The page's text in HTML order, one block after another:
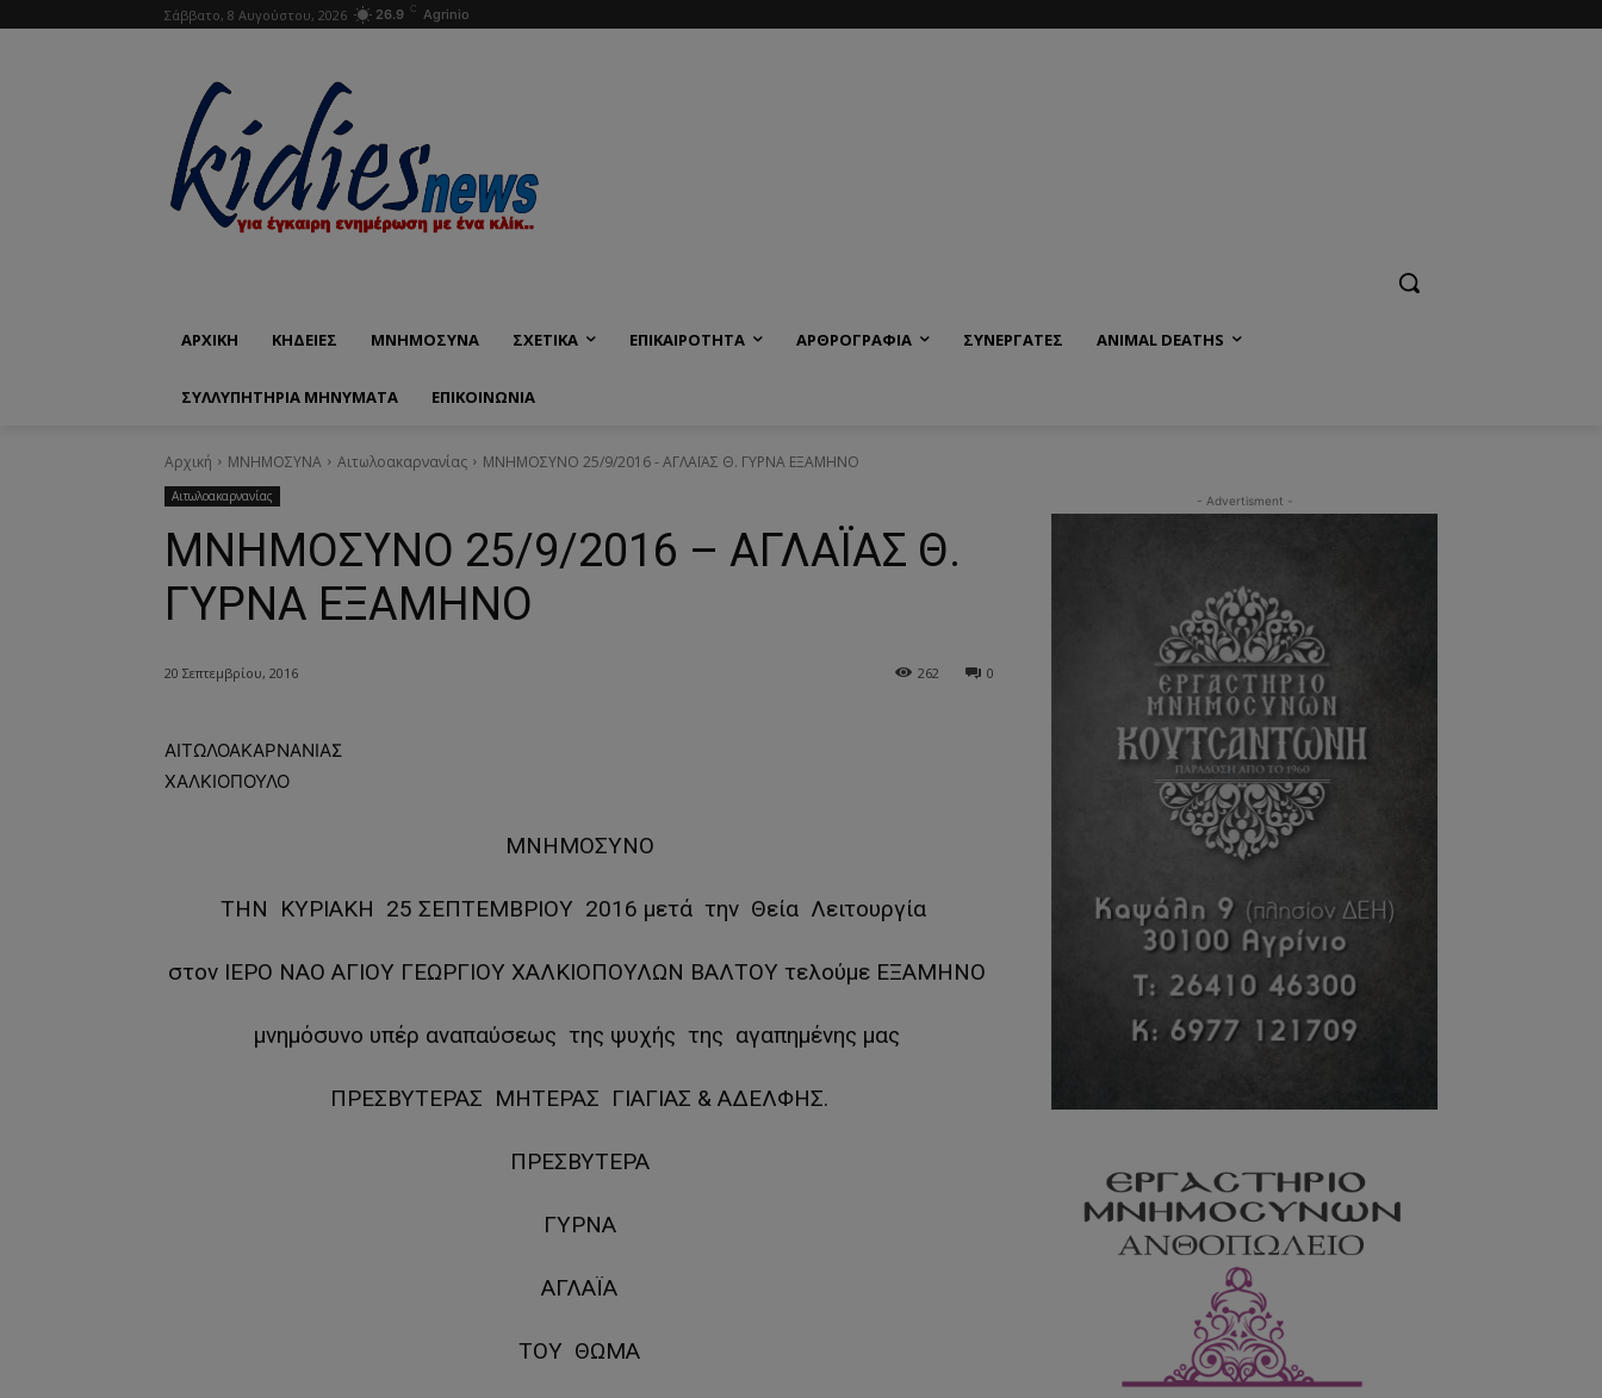
Σάββατο, 8 Αυγούστου, 2026 26.9 C Agrinio
ΑΡΧΙΚΗ ΚΗΔΕΙΕΣ ΜΝΗΜΟΣΥΝΑ ΣΧΕΤΙΚΑ ΕΠΙΚΑΙΡΟΤΗΤΑ ΑΡΘΡΟΓΡΑΦΙΑ ΣΥΝΕΡΓΑΤΕΣ ANIMAL DEATHS
ΣΥΛΛΥΠΗΤΗΡΙΑ ΜΗΝΥΜΑΤΑ ΕΠΙΚΟΙΝΩΝΊΑ
Αρχική ΜΝΗΜΟΣΥΝΑ Αιτωλοακαρνανίας ΜΝΗΜΟΣΥΝΟ 25/9/2016 - ΑΓΛΑΪΑΣ Θ. ΓΥΡΝΑ ΕΞΑΜΗΝΟ
Αιτωλοακαρνανίας
ΜΝΗΜΟΣΥΝΟ 25/9/2016 – ΑΓΛΑΪΑΣ Θ.
ΓΥΡΝΑ ΕΞΑΜΗΝΟ
20 Σεπτεμβρίου, 2016 0
262
ΑΙΤΩΛΟΑΚΑΡΝΑΝΙΑΣ
ΧΑΛΚΙΟΠΟΥΛΟ
ΜΝΗΜΟΣΥΝΟ
THN ΚΥΡΙΑΚΗ 25 ΣΕΠΤΕΜΒΡΙΟΥ 2016 μετά την Θεία Λειτουργία
στον ΙΕΡΟ ΝΑΟ ΑΓΙΟΥ ΓΕΩΡΓΙΟΥ ΧΑΛΚΙΟΠΟΥΛΩΝ ΒΑΛΤΟΥ τελούμε ΕΞΑΜΗΝΟ
μνημόσυνο υπέρ αναπαύσεως της ψυχής της αγαπημένης μας
ΠΡΕΣΒΥΤΕΡΑΣ ΜΗΤΕΡΑΣ ΓΙΑΓΙΑΣ & ΑΔΕΛΦΗΣ.
ΠΡΕΣΒΥΤΕΡΑ
ΓΥΡΝΑ
ΑΓΛΑΪΑ
ΤΟΥ ΘΩΜΑ
- Advertisment -